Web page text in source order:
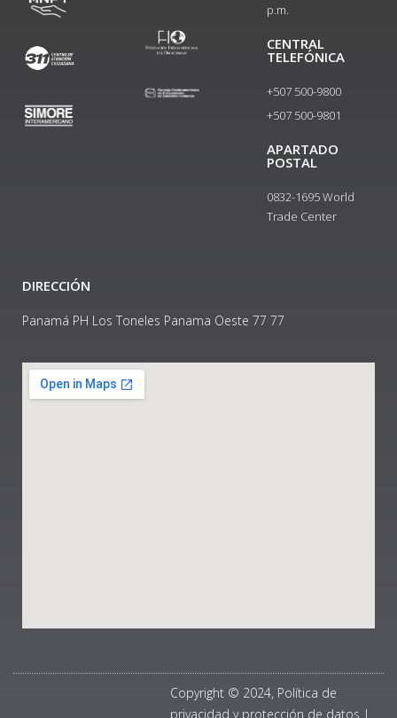
p.m.
CENTRAL
TELEFÓNICA
+507 500-9800
+507 500-9801​
APARTADO
POSTAL
0832-1695 World
Trade Center
DIRECCIÓN
Panamá PH Los Toneles Panama Oeste 77 77
Copyright © 2024, Política de
privacidad y protección de datos |